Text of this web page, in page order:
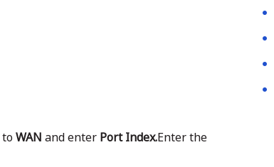
toWAN and enter Port Index.Enter the